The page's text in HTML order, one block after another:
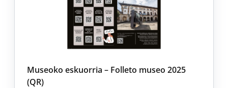
Museoko eskuorria – Folleto museo 2025
(QR)